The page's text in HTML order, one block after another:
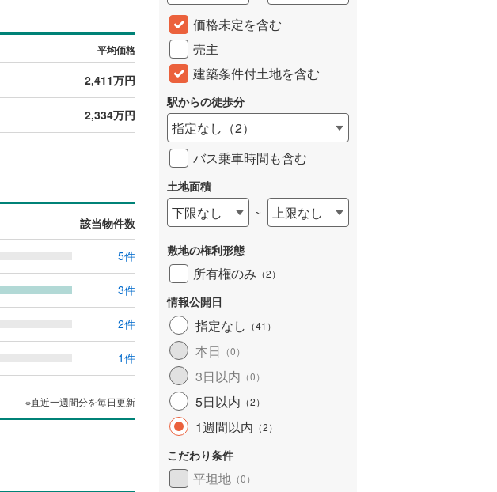
平均価格
2,411万円
2,334万円
該当物件数
5件
3件
2件
1件
※直近一週間分を毎日更新
価格未定を含む
売主
建築条件付土地を含む
駅からの徒歩分
指定なし （2）
バス乗車時間も含む
土地面積
下限なし ~ 上限なし
敷地の権利形態
所有権のみ （2）
情報公開日
指定なし （41 ）
本日 （0）
3日以内 （0）
5日以内 （2）
1週間以内 （2）
こだわり条件
平坦地 （0）